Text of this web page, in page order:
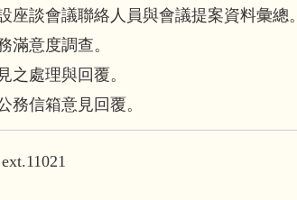
座談會議聯絡人員與會議提案資料彙總。
滿意度調查。
之處理與回覆。
務信箱意見回覆。